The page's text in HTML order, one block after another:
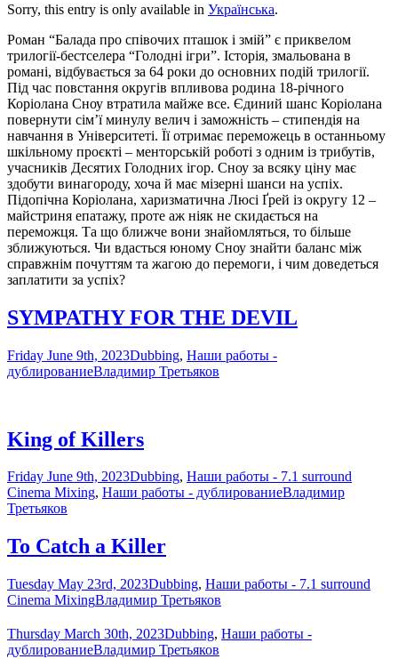
Sorry, this entry is only available in Українська.
Роман “Балада про співочих пташок і змій” є приквелом
трилогії-бестселера “Голодні ігри”. Історія, змальована в
романі, відбувається за 64 роки до основних подій трилогії.
Під час повстання округів впливова родина 18-річного
Коріолана Сноу втратила майже все. Єдиний шанс Коріолана
повернути сім’ї минулу велич і заможність – стипендія на
навчання в Університеті. Її отримає переможець в останньому
шкільному проєкті – менторській роботі з одним із трибутів,
учасників Десятих Голодних ігор. Сноу за всяку ціну має
здобути винагороду, хоча й має мізерні шанси на успіх.
Підопічна Коріолана, харизматична Люсі Ґрей із округу 12 –
майстриня епатажу, проте аж ніяк не скидається на
переможця. Та що ближче вони знайомляться, то більше
зближуються. Чи вдасться юному Сноу знайти баланс між
справжнім почуттям та жагою до перемоги, і чим доведеться
заплатити за успіх?
SYMPATHY FOR THE DEVIL
Friday June 9th, 2023Dubbing, Наши работы -
дублированиеВладимир Третьяков
King of Killers
Friday June 9th, 2023Dubbing, Наши работы - 7.1 surround
Cinema Mixing, Наши работы - дублированиеВладимир
Третьяков
To Catch a Killer
Tuesday May 23rd, 2023Dubbing, Наши работы - 7.1 surround
Cinema MixingВладимир Третьяков
Thursday March 30th, 2023Dubbing, Наши работы -
дублированиеВладимир Третьяков